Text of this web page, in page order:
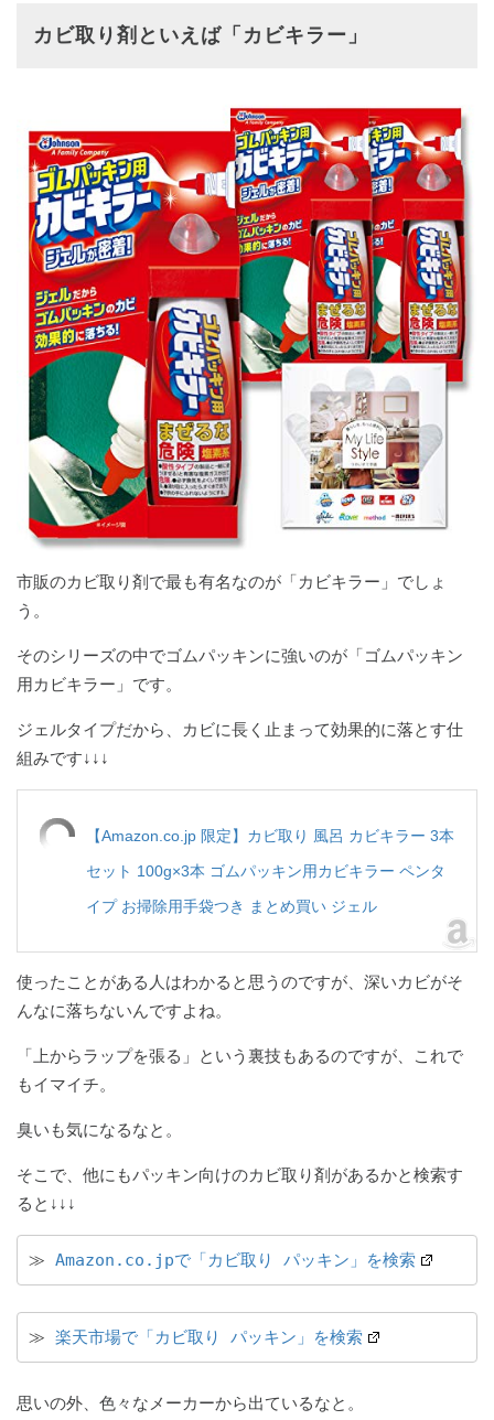
カビ取り剤といえば「カビキラー」
市販のカビ取り剤で最も有名なのが「カビキラー」でしょ
う。
そのシリーズの中でゴムパッキンに強いのが「ゴムパッキン
用カビキラー」です。
ジェルタイプだから、カビに長く止まって効果的に落とす仕
組みです↓↓↓
【Amazon.co.jp 限定】カビ取り 風呂 カビキラー 3本
セット 100g×3本 ゴムパッキン用カビキラー ペンタ
イプ お掃除用手袋つき まとめ買い ジェル
使ったことがある人はわかると思うのですが、深いカビがそ
んなに落ちないんですよね。
「上からラップを張る」という裏技もあるのですが、これで
もイマイチ。
臭いも気になるなと。
そこで、他にもパッキン向けのカビ取り剤があるかと検索す
ると↓↓↓
≫ Amazon.co.jpで「カビ取り パッキン」を検索
≫ 楽天市場で「カビ取り パッキン」を検索
思いの外、色々なメーカーから出ているなと。